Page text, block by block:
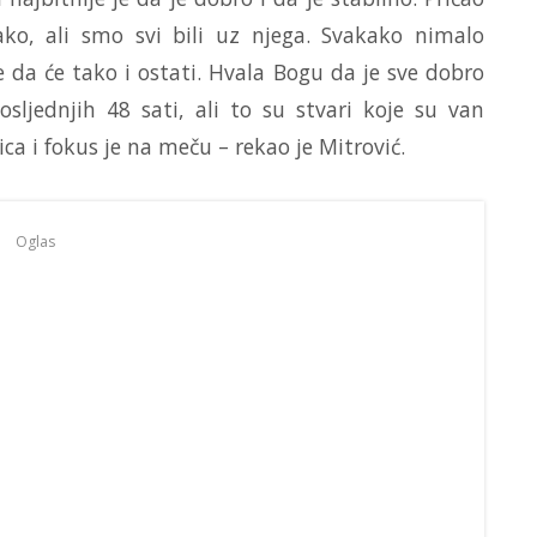
ali smo svi bili uz njega. Svakako nimalo
će tako i ostati. Hvala Bogu da je sve dobro
48 sati, ali to su stvari koje su van
i fokus je na meču – rekao je Mitrović.
Oglas